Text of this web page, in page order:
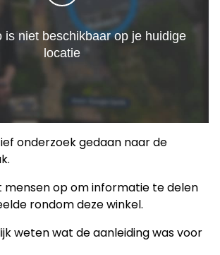
onderzoek gedaan naar de
mensen op om informatie te delen
rondom deze winkel.
weten wat de aanleiding was voor